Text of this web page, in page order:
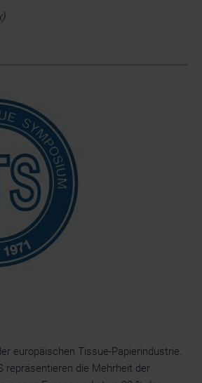
europäischen Tissue-Papierindustrie.
repräsentieren die Mehrheit der